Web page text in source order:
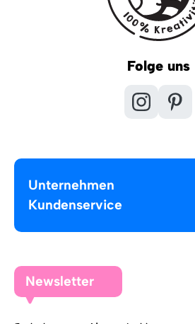
Folge uns
Unternehmen
Kundenservice
Newsletter